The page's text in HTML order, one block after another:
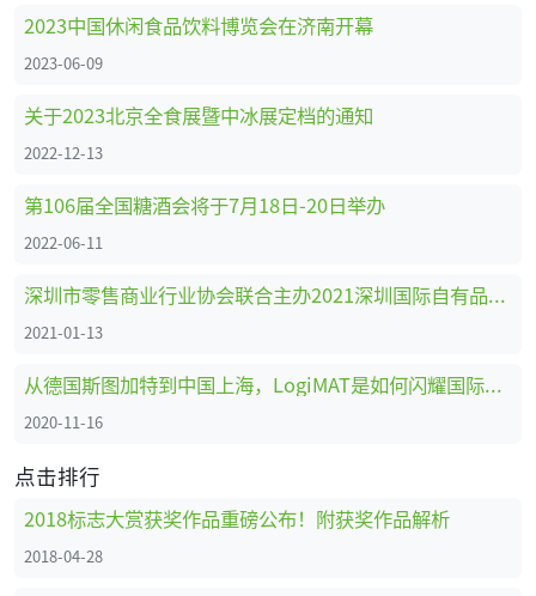
2023中国休闲食品饮料博览会在济南开幕
2023-06-09
关于2023北京全食展暨中冰展定档的通知
2022-12-13
第106届全国糖酒会将于7月18日-20日举办
2022-06-11
深圳市零售商业行业协会联合主办2021深圳国际自有品牌展
2021-01-13
从德国斯图加特到中国上海，LogiMAT是如何闪耀国际舞台的
2020-11-16
点击排行
2018标志大赏获奖作品重磅公布！附获奖作品解析
2018-04-28